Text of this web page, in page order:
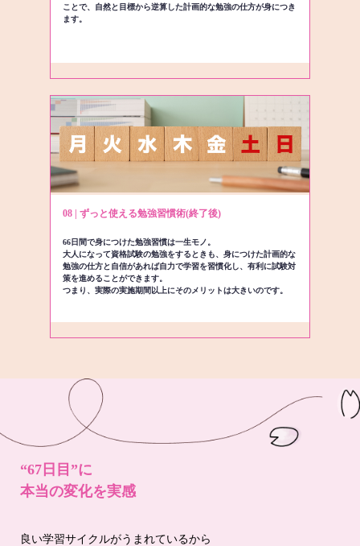
ことで、自然と目標から逆算した計画的な勉強の仕方が身につき
ます。
08 | ずっと使える勉強習慣術(終了後)
66日間で身につけた勉強習慣は一生モノ。
大人になって資格試験の勉強をするときも、身につけた計画的な
勉強の仕方と自信があれば自力で学習を習慣化し、有利に試験対
策を進めることができます。
つまり、実際の実施期間以上にそのメリットは大きいのです。
“67日目”に
本当の変化を実感
良い学習サイクルがうまれているから